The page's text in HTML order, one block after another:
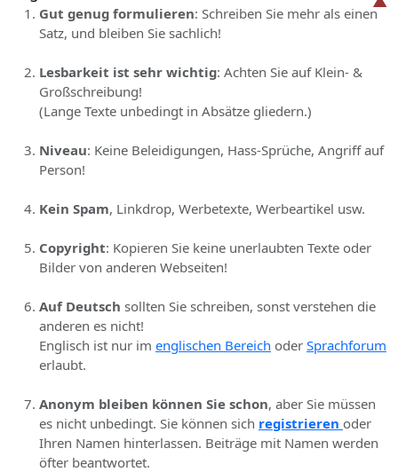
Gut genug formulieren: Schreiben Sie mehr als einen
Satz, und bleiben Sie sachlich!
Lesbarkeit ist sehr wichtig: Achten Sie auf Klein- &
Großschreibung!
(Lange Texte unbedingt in Absätze gliedern.)
Niveau: Keine Beleidigungen, Hass-Sprüche, Angriff auf
Person!
Kein Spam, Linkdrop, Werbetexte, Werbeartikel usw.
Copyright: Kopieren Sie keine unerlaubten Texte oder
Bilder von anderen Webseiten!
Auf Deutsch sollten Sie schreiben, sonst verstehen die
anderen es nicht!
Englisch ist nur im englischen Bereich oder Sprachforum
erlaubt.
Anonym bleiben können Sie schon, aber Sie müssen
es nicht unbedingt. Sie können sich registrieren oder
Ihren Namen hinterlassen. Beiträge mit Namen werden
öfter beantwortet.